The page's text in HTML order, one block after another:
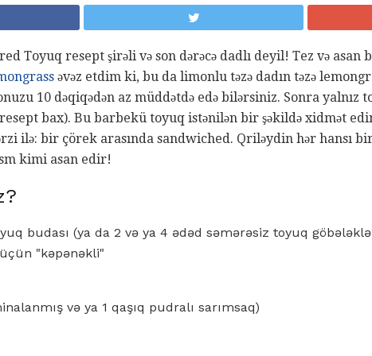
Toyuq resept şirəli və son dərəcə dadlı deyil! Tez və asan
əvəz etdim ki, bu da limonlu təzə dadın təzə
10 dəqiqədən az müddətdə edə bilərsiniz. Sonra yalnız
bax). Bu barbekü toyuq istənilən bir şəkildə xidmət
ilə: bir çörek arasında sandwiched. Qriləydin hər hansı
kimi asan edir!
budası (ya da 2 və ya 4 ədəd səmərəsiz toyuq
"kəpənəkli"
və ya 1 qaşıq pudralı sarımsaq)